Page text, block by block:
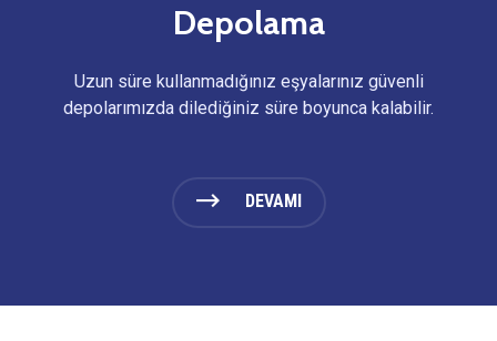
Depolama
Uzun süre kullanmadığınız eşyalarınız güvenli
depolarımızda dilediğiniz süre boyunca kalabilir.
DEVAMI